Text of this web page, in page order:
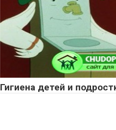
Гигиена детей и